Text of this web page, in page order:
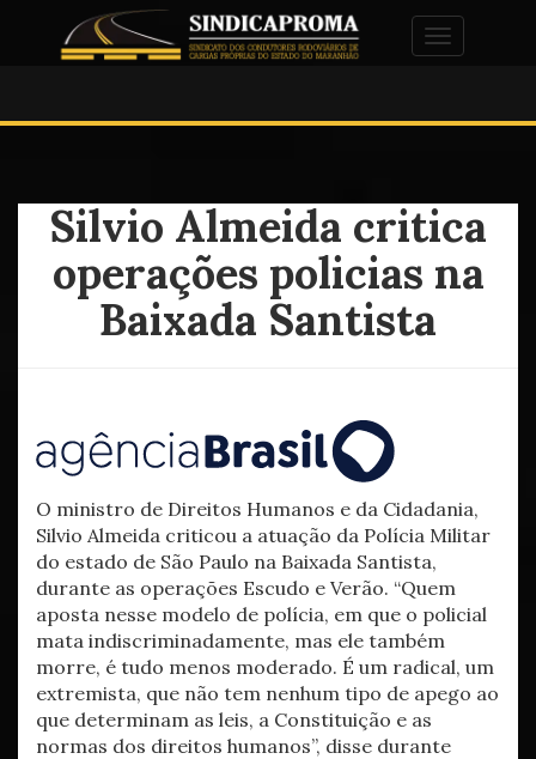
Alternar
Silvio Almeida critica
operações policias na
Baixada Santista
O ministro de Direitos Humanos e da Cidadania,
Silvio Almeida criticou a atuação da Polícia Militar
do estado de São Paulo na Baixada Santista,
durante as operações Escudo e Verão. “Quem
aposta nesse modelo de polícia, em que o policial
mata indiscriminadamente, mas ele também
morre, é tudo menos moderado. É um radical, um
extremista, que não tem nenhum tipo de apego ao
que determinam as leis, a Constituição e as
normas dos direitos humanos”, disse durante